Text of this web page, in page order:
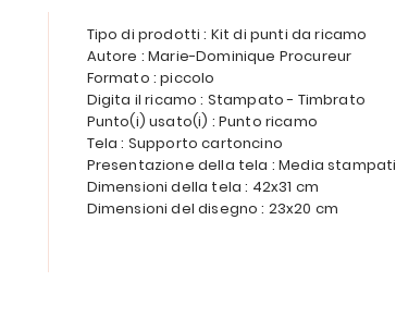
Tipo di prodotti : Kit di punti da ricamo
Autore : Marie-Dominique Procureur
Formato : piccolo
Digita il ricamo : Stampato - Timbrato
Punto(i) usato(i) : Punto ricamo
Tela : Supporto cartoncino
Presentazione della tela : Media stampati
Dimensioni della tela : 42x31 cm
Dimensioni del disegno : 23x20 cm